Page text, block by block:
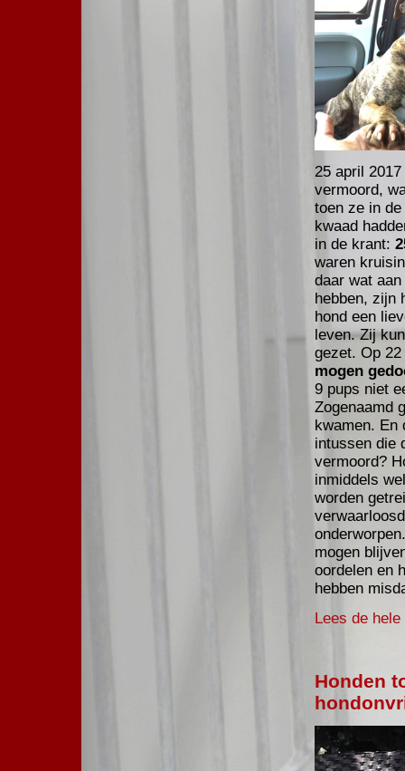
25 april
vermoord,
toen ze in
kwaad
in de krant:
waren
daar wat
hebben, zijn
hond een
leven. Zij
gezet. Op
mogen
9 pups niet
Zogenaamd
kwamen. En
intussen die
vermoord?
inmiddels
worden
mogen
oordelen en
hebben
Lees de
Honden